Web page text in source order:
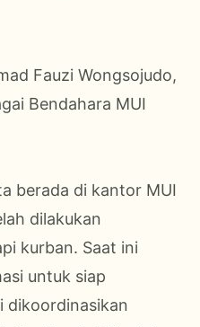
Fauzi Wongsojudo,
Bendahara MUI
berada di kantor MUI
dilakukan
kurban. Saat ini
untuk siap
dikoordinasikan